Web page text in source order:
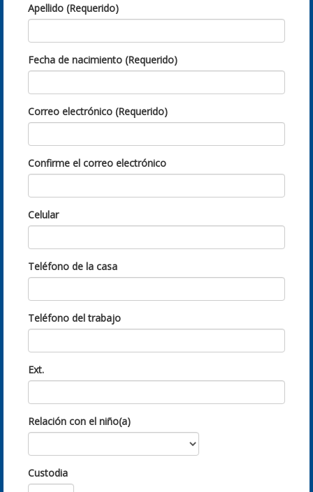
Apellido (Requerido)
Fecha de nacimiento (Requerido)
Correo electrónico (Requerido)
Confirme el correo electrónico
Celular
Teléfono de la casa
Teléfono del trabajo
Ext.
Relación con el niño(a)
Custodia